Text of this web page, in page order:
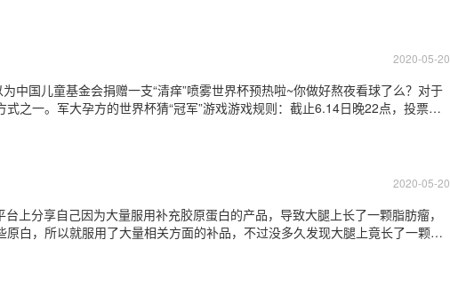
2020-05-20
中国儿童基金会捐赠一支“清痒”喷雾世界杯预热啦~你做好熬夜看球了么？对于
之一。军大孕方的世界杯猜“冠军”游戏游戏规则：截止6.14日晚22点，投票选
2020-05-20
上分享自己因为大量服用补充胶原蛋白的产品，导致大腿上长了一颗脂肪瘤，
白，所以就服用了大量相关方面的补品，不过没多久发现大腿上竟长了一颗脂